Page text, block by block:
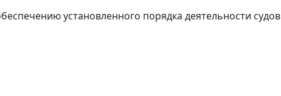
установленного порядка деятельности судов